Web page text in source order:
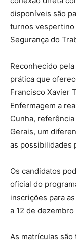
disponíveis são
turnos vespertino
Segurança do
Reconhecido
prática que
Francisco Xavier
Enfermagem a
Cunha,
Gerais, um
as possibilidades
Os candidatos
oficial do
inscrições para
a 12 de
As matrículas